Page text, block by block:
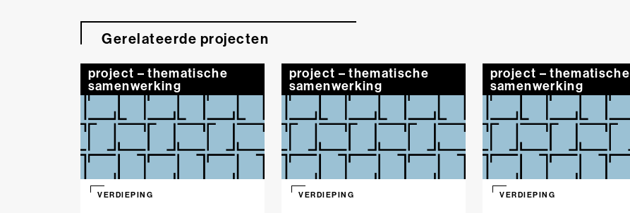
Gerelateerde projecten
project – thematische
samenwerking
VERDIEPING
project – thematische
samenwerking
VERDIEPING
project – thematische
samenwerking
VERDIEPING